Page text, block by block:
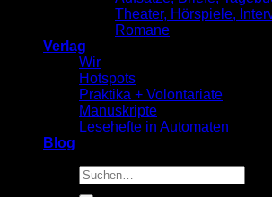
Theater, Hörspiele,
Romane
Verlag
Wir
Hotspots
Praktika + Volontariate
Manuskripte
Lesehefte in Automaten
Blog
Suche
nach: